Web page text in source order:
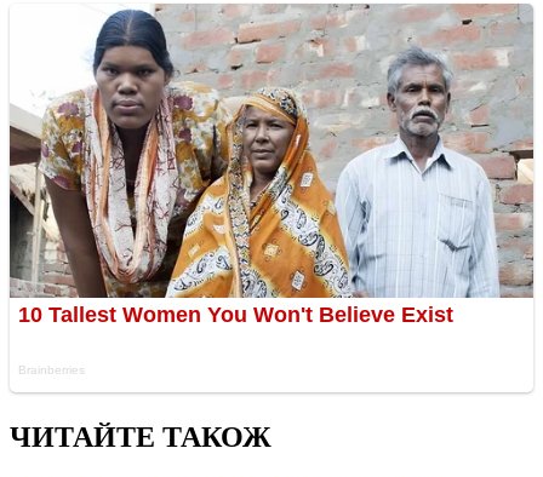
ЧИТАЙТЕ ТАКОЖ